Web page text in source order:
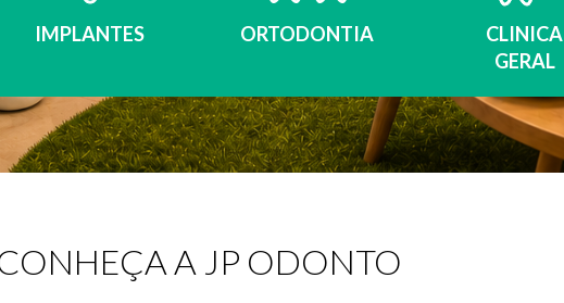
IMPLANTES ORTODONTIA
CLINICA
GERAL
A JP ODONTO